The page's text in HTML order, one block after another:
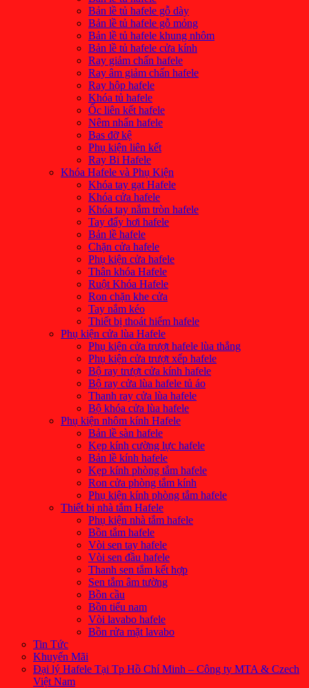
Bản lề tủ hafele gỗ dày
Bản lề tủ hafele gỗ mỏng
Bản lề tủ hafele khung nhôm
Bản lề tủ hafele cửa kính
Ray giảm chấn hafele
Ray âm giảm chấn hafele
Ray hộp hafele
Khóa tủ hafele
Ốc liên kết hafele
Nêm nhấn hafele
Bas đỡ kệ
Phụ kiện liên kết
Ray Bi Hafele
Khóa Hafele và Phụ Kiện
Khóa tay gạt Hafele
Khóa cửa hafele
Khóa tay nắm tròn hafele
Tay đẩy hơi hafele
Bản lề hafele
Chặn cửa hafele
Phụ kiện cửa hafele
Thân khóa Hafele
Ruột Khóa Hafele
Ron chặn khe cửa
Tay nắm kéo
Thiết bị thoát hiểm hafele
Phụ kiện cửa lùa Hafele
Phụ kiện cửa trượt hafele lùa thẳng
Phụ kiện cửa trượt xếp hafele
Bộ ray trượt cửa kính hafele
Bộ ray cửa lùa hafele tủ áo
Thanh ray cửa lùa hafele
Bộ khóa cửa lùa hafele
Phụ kiện nhôm kính Hafele
Bản lề sàn hafele
Kẹp kính cường lực hafele
Bản lề kính hafele
Kẹp kính phòng tắm hafele
Ron cửa phòng tắm kính
Phụ kiện kính phòng tắm hafele
Thiết bị nhà tắm Hafele
Phụ kiện nhà tắm hafele
Bồn tắm hafele
Vòi sen tay hafele
Vòi sen đầu hafele
Thanh sen tắm kết hợp
Sen tắm âm tường
Bồn cầu
Bồn tiểu nam
Vòi lavabo hafele
Bồn rửa mặt lavabo
Tin Tức
Khuyến Mãi
Đại lý Hafele Tại Tp Hồ Chí Minh – Công ty MTA & Czech
Việt Nam